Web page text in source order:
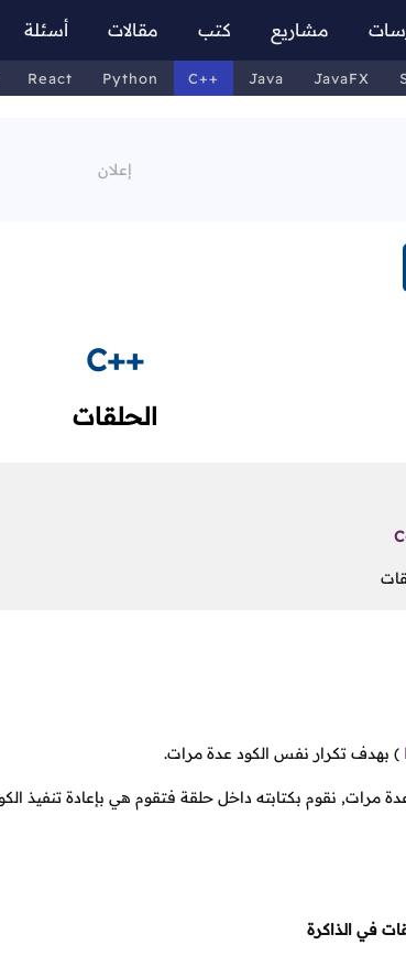
مشاريع كتب مقالات أسئلة
React Python C++ Java JavaFX
C++
الحلقات
) بهدف تكرار نفس الكود عدة مرات.
عدة مرات, نقوم بكتابته داخل حلقة فتقوم هي بإعادة
في الذاكرة